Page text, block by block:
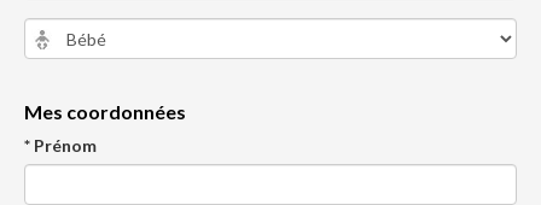
Mes coordonnées
* Prénom